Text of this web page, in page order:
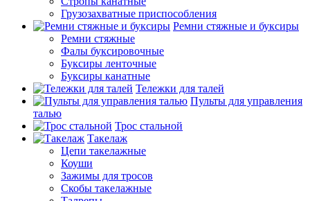
Грузозахватные приспособления
Ремни стяжные и буксиры
Ремни стяжные
Фалы буксировочные
Буксиры ленточные
Буксиры канатные
Тележки для талей
Пульты для управления
талью
Трос стальной
Такелаж
Цепи такелажные
Коуши
Зажимы для тросов
Скобы такелажные